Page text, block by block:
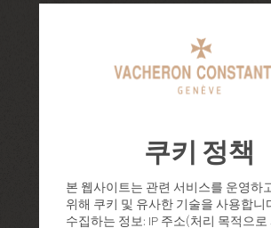
쿠키 정책
본 웹사이트는 관련 서비스를 운영하
위해 쿠키 및 유사한 기술을 사용합니
수집하는 정보: IP 주소(처리 목적으로